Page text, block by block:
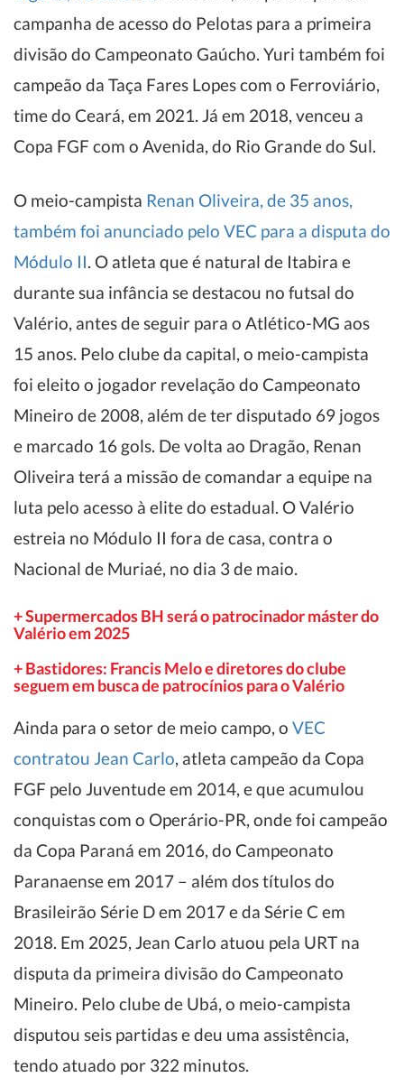
campanha de acesso do Pelotas para a primeira
divisão do Campeonato Gaúcho. Yuri também foi
campeão da Taça Fares Lopes com o Ferroviário,
time do Ceará, em 2021. Já em 2018, venceu a
Copa FGF com o Avenida, do Rio Grande do Sul.
O meio-campista Renan Oliveira, de 35 anos,
também foi anunciado pelo VEC para a disputa do
Módulo II. O atleta que é natural de Itabira e
durante sua infância se destacou no futsal do
Valério, antes de seguir para o Atlético-MG aos
15 anos. Pelo clube da capital, o meio-campista
foi eleito o jogador revelação do Campeonato
Mineiro de 2008, além de ter disputado 69 jogos
e marcado 16 gols. De volta ao Dragão, Renan
Oliveira terá a missão de comandar a equipe na
luta pelo acesso à elite do estadual. O Valério
estreia no Módulo II fora de casa, contra o
Nacional de Muriaé, no dia 3 de maio.
+ Supermercados BH será o patrocinador máster do
Valério em 2025
+ Bastidores: Francis Melo e diretores do clube
seguem em busca de patrocínios para o Valério
Ainda para o setor de meio campo, o VEC
contratou Jean Carlo, atleta campeão da Copa
FGF pelo Juventude em 2014, e que acumulou
conquistas com o Operário-PR, onde foi campeão
da Copa Paraná em 2016, do Campeonato
Paranaense em 2017 – além dos títulos do
Brasileirão Série D em 2017 e da Série C em
2018. Em 2025, Jean Carlo atuou pela URT na
disputa da primeira divisão do Campeonato
Mineiro. Pelo clube de Ubá, o meio-campista
disputou seis partidas e deu uma assistência,
tendo atuado por 322 minutos.